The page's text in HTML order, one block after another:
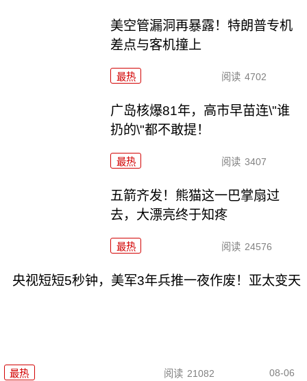
美空管漏洞再暴露！特朗普专机
差点与客机撞上
最热 阅读 4702
广岛核爆81年，高市早苗连\"谁
扔的\"都不敢提！
最热 阅读 3407
五箭齐发！熊猫这一巴掌扇过
去，大漂亮终于知疼
最热 阅读 24576
央视短短5秒钟，美军3年兵推一夜作废！亚太变天
最热 阅读 21082 08-06